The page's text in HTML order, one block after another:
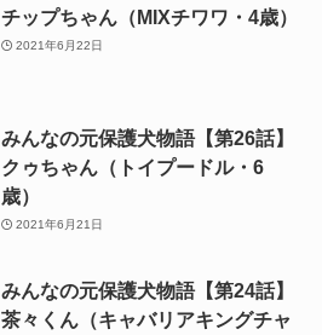
チップちゃん（MIXチワワ・4歳）
2021年6月22日
みんなの元保護犬物語【第26話】
クゥちゃん（トイプードル・6
歳）
2021年6月21日
みんなの元保護犬物語【第24話】
茶々くん（キャバリアキングチャ